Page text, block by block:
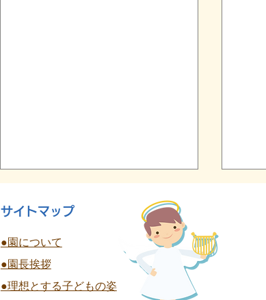
夏祭り 全学年
サイトマップ
●園について
●園長挨拶
●理想とする子どもの姿